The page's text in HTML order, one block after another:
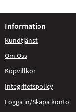
Information
Kundtjänst
Om Oss
Köpvillkor
Integritetspolicy
Logga in/Skapa konto